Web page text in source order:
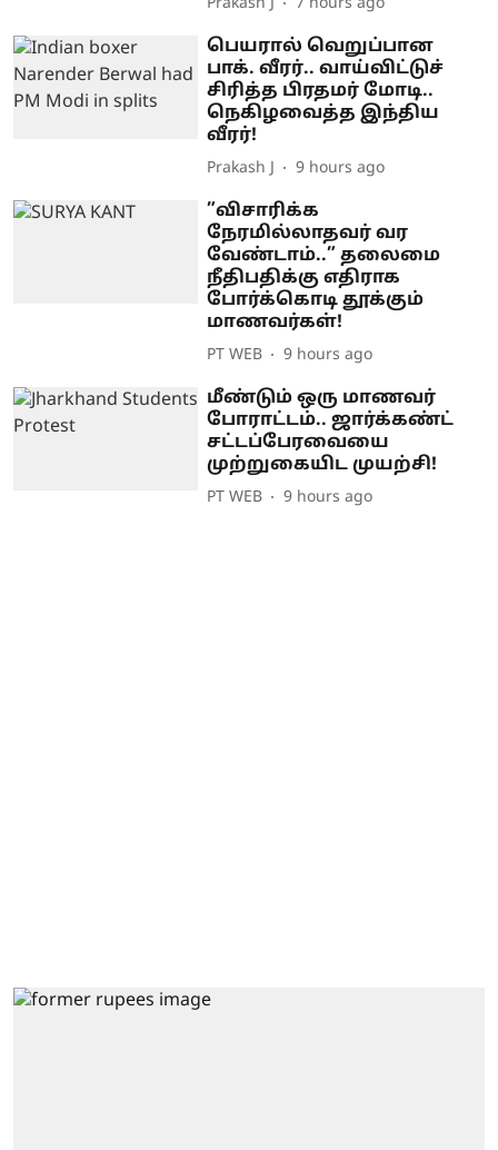
Prakash J 7 hours ago
பெயரால் வெறுப்பான
பாக். வீரர்.. வாய்விட்டுச்
சிரித்த பிரதமர் மோடி..
நெகிழவைத்த இந்திய
வீரர்!
Prakash J 9 hours ago
”விசாரிக்க
நேரமில்லாதவர் வர
வேண்டாம்..” தலைமை
நீதிபதிக்கு எதிராக
போர்க்கொடி தூக்கும்
மாணவர்கள்!
PT WEB 9 hours ago
மீண்டும் ஒரு மாணவர்
போராட்டம்.. ஜார்க்கண்ட்
சட்டப்பேரவையை
முற்றுகையிட முயற்சி!
PT WEB 9 hours ago